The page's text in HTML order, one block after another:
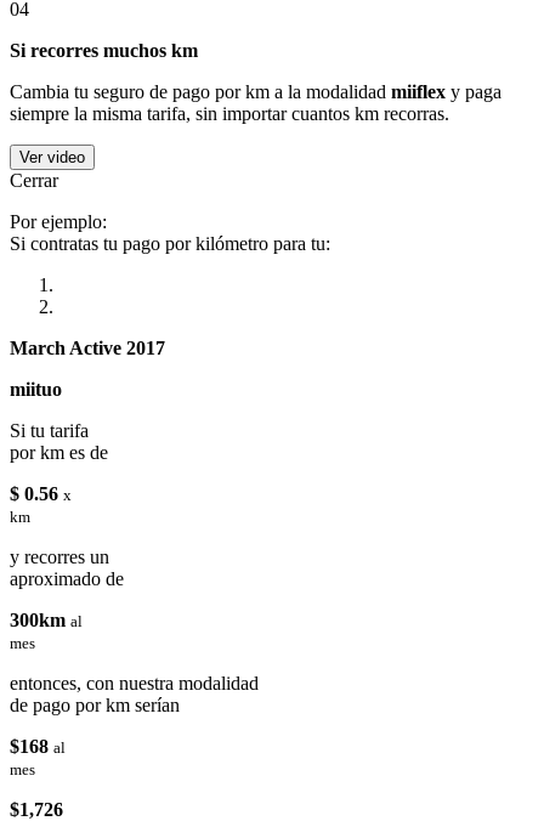
04
Si recorres muchos km
Cambia tu seguro de pago por km a la modalidad miiflex y paga
siempre la misma tarifa, sin importar cuantos km recorras.
Ver video
Cerrar
Por ejemplo:
Si contratas tu pago por kilómetro para tu:
March Active 2017
miituo
Si tu tarifa
por km es de
$ 0.56 x
km
y recorres un
aproximado de
300km al
mes
entonces, con nuestra modalidad
de pago por km serían
$168 al
mes
$1,726